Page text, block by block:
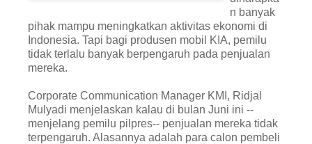
n banyak
pihak mampu meningkatkan aktivitas ekonomi di
Indonesia. Tapi bagi produsen mobil KIA, pemilu
tidak terlalu banyak berpengaruh pada penjualan
mereka.
Corporate Communication Manager KMI, Ridjal
Mulyadi menjelaskan kalau di bulan Juni ini --
menjelang pemilu pilpres-- penjualan mereka tidak
terpengaruh. Alasannya adalah para calon pembeli